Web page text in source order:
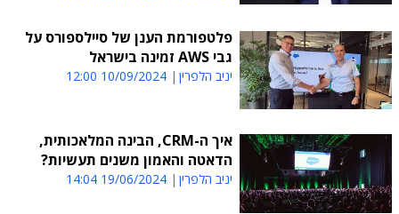
פלטפורמת הענן של סיילספורס על
גבי AWS זמינה בישראל
יניב הלפרין 10/09/2024 12:00
איך ה-CRM, הבינה המלאכותית,
הדאטה והאמון משנים תעשיות?
יניב הלפרין 19/06/2024 14:04